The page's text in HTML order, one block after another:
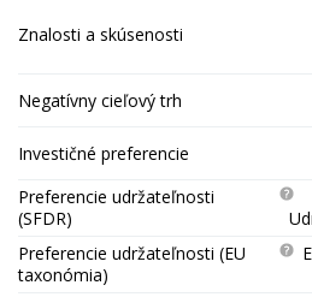
Znalosti a skúsenosti
Negatívny cieľový trh
Investičné preferencie
Preferencie udržateľnosti
(SFDR)
Preferencie udržateľnosti (EU
taxonómia)